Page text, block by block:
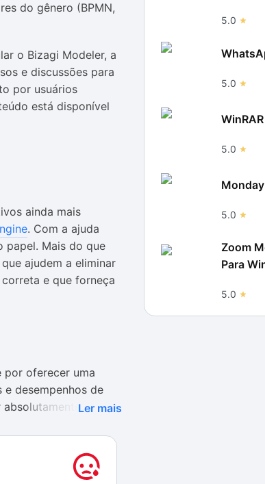
do gênero (BPMN,
o Bizagi Modeler, a
e discussões para
por usuários
está disponível
ainda mais
. Com a ajuda
papel. Mais do que
ajudem a eliminar
e que forneça
por oferecer uma
desempenhos de
absolutamente nada
ideias, mapear
vale experimentar
Ler mais
5.0
5.0
WinRAR
5.0
Monday
5.0
Zoom
Para
5.0